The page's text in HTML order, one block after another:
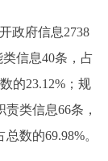
政府信息2738
信息40条，占
的23.12%；规
类信息66条，
数的69.98%。